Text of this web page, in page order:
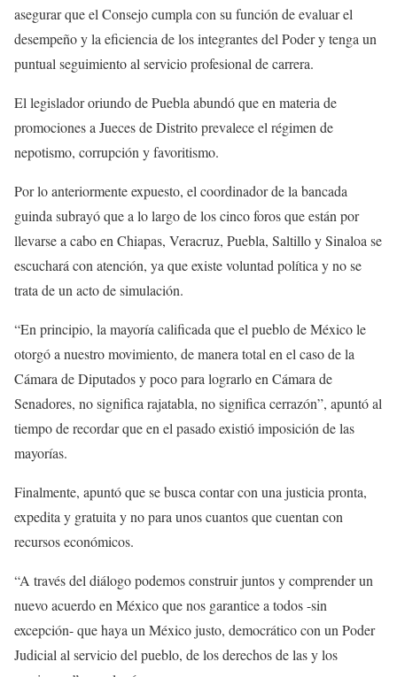
asegurar que el Consejo cumpla con su función de evaluar el
desempeño y la eficiencia de los integrantes del Poder y tenga un
puntual seguimiento al servicio profesional de carrera.
El legislador oriundo de Puebla abundó que en materia de
promociones a Jueces de Distrito prevalece el régimen de
nepotismo, corrupción y favoritismo.
Por lo anteriormente expuesto, el coordinador de la bancada
guinda subrayó que a lo largo de los cinco foros que están por
llevarse a cabo en Chiapas, Veracruz, Puebla, Saltillo y Sinaloa se
escuchará con atención, ya que existe voluntad política y no se
trata de un acto de simulación.
“En principio, la mayoría calificada que el pueblo de México le
otorgó a nuestro movimiento, de manera total en el caso de la
Cámara de Diputados y poco para lograrlo en Cámara de
Senadores, no significa rajatabla, no significa cerrazón”, apuntó al
tiempo de recordar que en el pasado existió imposición de las
mayorías.
Finalmente, apuntó que se busca contar con una justicia pronta,
expedita y gratuita y no para unos cuantos que cuentan con
recursos económicos.
“A través del diálogo podemos construir juntos y comprender un
nuevo acuerdo en México que nos garantice a todos -sin
excepción- que haya un México justo, democrático con un Poder
Judicial al servicio del pueblo, de los derechos de las y los